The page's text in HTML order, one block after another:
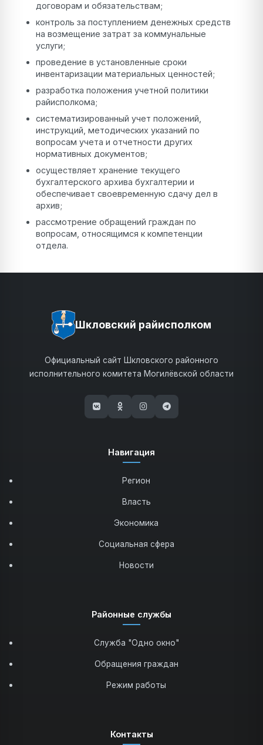
договорам и обязательствам;
контроль за поступлением денежных средств
на возмещение затрат за коммунальные
услуги;
проведение в установленные сроки
инвентаризации материальных ценностей;
разработка положения учетной политики
райисполкома;
систематизированный учет положений,
инструкций, методических указаний по
вопросам учета и отчетности других
нормативных документов;
осуществляет хранение текущего
бухгалтерского архива бухгалтерии и
обеспечивает своевременную сдачу дел в
архив;
рассмотрение обращений граждан по
вопросам, относящимся к компетенции
отдела.
Шкловский райисполком
Официальный сайт Шкловского районного
исполнительного комитета Могилёвской области
(открывается в новом окне)
(открывается в новом окне)
(открывается в новом окне)
(открывается в новом
Навигация
Регион
Власть
Экономика
Социальная сфера
Новости
Районные службы
Служба "Одно окно"
Обращения граждан
Режим работы
Контакты